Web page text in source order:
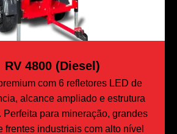
RV 4800 (Diesel)
com 6 refletores LED de
alcance ampliado e estrutura
Perfeita para mineração, grandes
frentes industriais com alto nível